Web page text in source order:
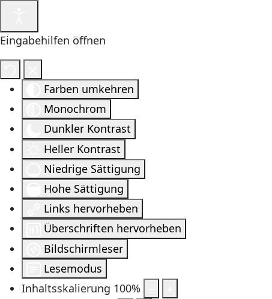
Eingabehilfen öffnen
Farben umkehren
Monochrom
Dunkler Kontrast
Heller Kontrast
Niedrige Sättigung
Hohe Sättigung
Links hervorheben
Überschriften hervorheben
Bildschirmleser
Lesemodus
Inhaltsskalierung 100%